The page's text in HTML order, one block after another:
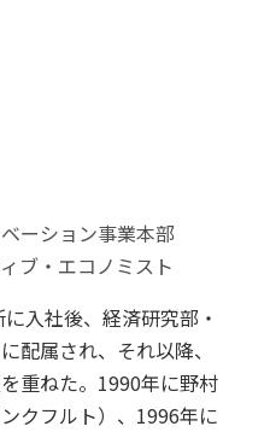
ーション事業本部
ブ・エコノミスト
入社後、経済研究部・
配属され、それ以降、
重ねた。1990年に野村
クフルト）、1996年に